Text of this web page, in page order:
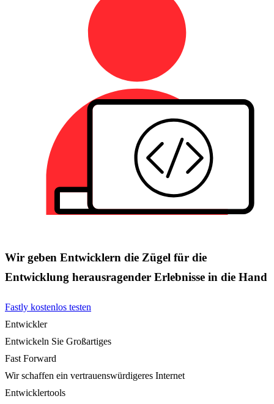
Wir geben Entwicklern die Zügel für die
Entwicklung herausragender Erlebnisse in die Hand
Fastly kostenlos testen
Entwickler
Entwickeln Sie Großartiges
Fast Forward
Wir schaffen ein vertrauenswürdigeres Internet
Entwicklertools